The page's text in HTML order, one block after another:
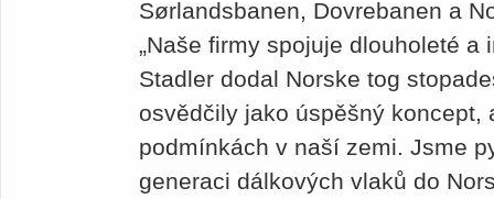
Sørlandsbanen, Dovrebanen a
„Naše firmy spojuje dlouholeté
Stadler dodal Norske tog
osvědčily jako úspěšný
podmínkách v naší zemi. Jsme
generaci dálkových vlaků do